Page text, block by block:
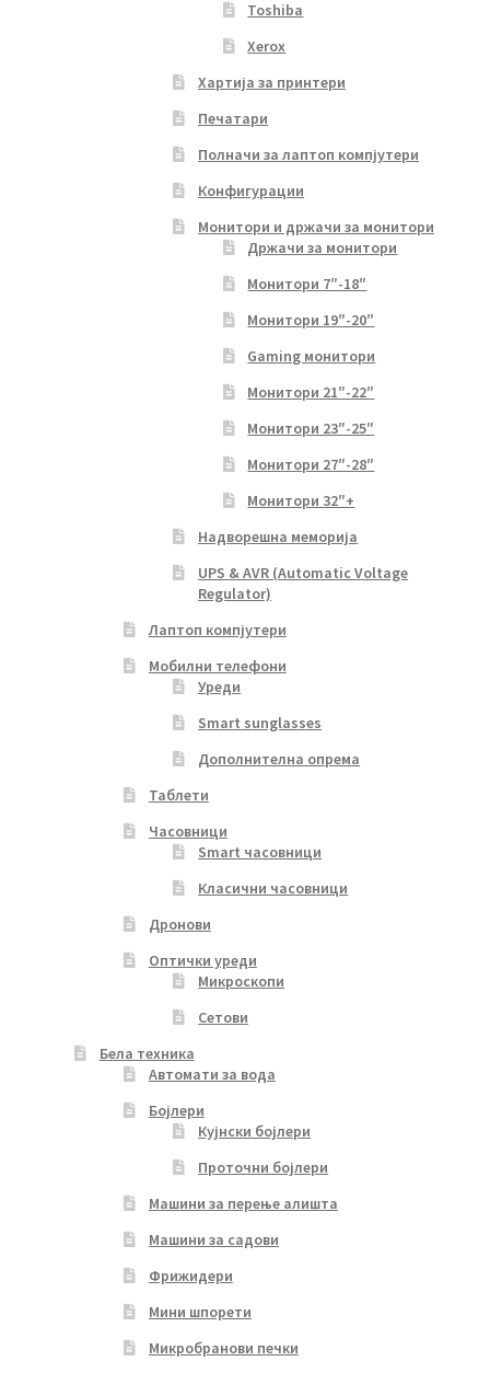
Toshiba
Xerox
Хартија за принтери
Печатари
Полначи за лаптоп компјутери
Конфигурации
Монитори и држачи за монитори
Држачи за монитори
Монитори 7″-18″
Монитори 19″-20″
Gaming монитори
Монитори 21″-22″
Монитори 23″-25″
Монитори 27″-28″
Монитори 32″+
Надворешна меморија
UPS & AVR (Automatic Voltage
Regulator)
Лаптоп компјутери
Мобилни телефони
Уреди
Smart sunglasses
Дополнителна опрема
Таблети
Часовници
Smart часовници
Класични часовници
Дронови
Оптички уреди
Микроскопи
Сетови
Бела техника
Автомати за вода
Бојлери
Кујнски бојлери
Проточни бојлери
Машини за перење алишта
Машини за садови
Фрижидери
Мини шпорети
Микробранови печки